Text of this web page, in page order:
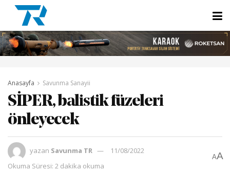
Anasayfa Savunma Sanayii
SİPER, balistik füzeleri
önleyecek
yazan Savunma TR
11/08/2022
Okuma Süresi: 2 dakika okuma
AA